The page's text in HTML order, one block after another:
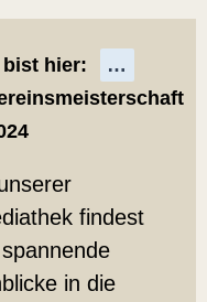
bist hier:
findest
in die